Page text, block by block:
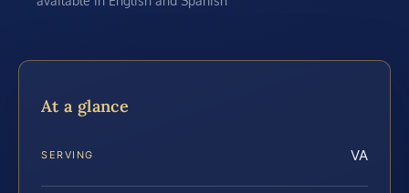
At a glance
SERVING VA